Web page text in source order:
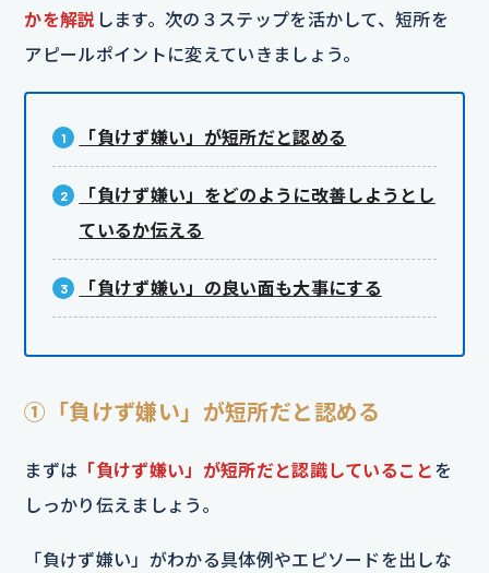
かを解説 します。次の３ステップを活かして、短所を
アピールポイントに変えていきましょう。
「負けず嫌い」が短所だと認める
「負けず嫌い」をどのように改善しようとし
ているか伝える
「負けず嫌い」の良い面も大事にする
①「負けず嫌い」が短所だと認める
まずは 「負けず嫌い」が短所だと認識していること を
しっかり伝えましょう。
「負けず嫌い」がわかる具体例やエピソードを出しな